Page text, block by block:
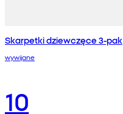
Skarpetki dziewczęce 3-pak
wywijane
10